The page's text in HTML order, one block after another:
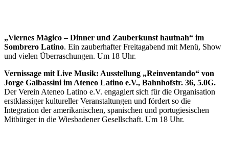
„Viernes Mágico – Dinner und Zauberkunst hautnah“ im
Sombrero Latino. Ein zauberhafter Freitagabend mit Menü, Show
und vielen Überraschungen. Um 18 Uhr.
Vernissage mit Live Musik: Ausstellung „Reinventando“ von
Jorge Galbassini im Ateneo Latino e.V., Bahnhofstr. 36, 5.0G.
Der Verein Ateneo Latino e.V. engagiert sich für die Organisation
erstklassiger kultureller Veranstaltungen und fördert so die
Integration der amerikanischen, spanischen und portugiesischen
Mitbürger in die Wiesbadener Gesellschaft. Um 18 Uhr.